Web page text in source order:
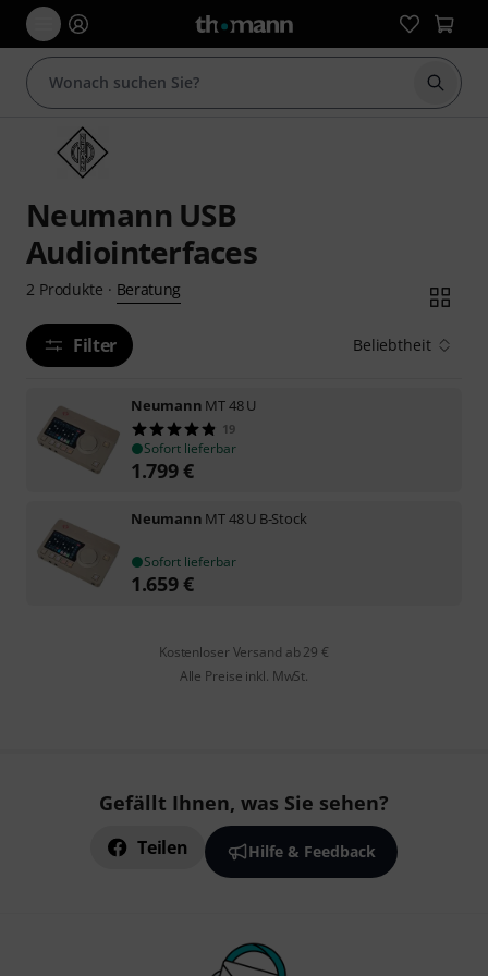
Suche
Neumann USB
Audiointerfaces
2 Produkte · Beratung
Filter Beliebtheit
Neumann MT 48 U
19
Sofort lieferbar
1.799€
Neumann MT 48 U B-Stock
Sofort lieferbar
1.659€
Kostenloser Versand ab 29 €
Alle Preise inkl. MwSt.
Gefällt Ihnen, was Sie sehen?
Teilen Hilfe & Feedback